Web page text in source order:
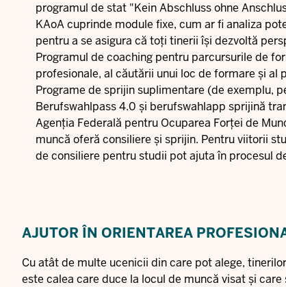
programul de stat "Kein Abschluss ohne
KAoA cuprinde module fixe, cum ar fi analiza
pentru a se asigura că toți tinerii își dezvoltă
Programul de coaching pentru parcursurile de
profesionale, al căutării unui loc de formare și al
Programe de sprijin suplimentare (de exemplu,
Berufswahlpass 4.0 și berufswahlapp sprijină
Agenția Federală pentru Ocuparea Forței de
muncă oferă consiliere și sprijin. Pentru viitorii
de consiliere pentru studii pot ajuta în procesul
AJUTOR ÎN ORIENTAREA
Cu atât de multe ucenicii din care pot alege,
este calea care duce la locul de muncă visat și